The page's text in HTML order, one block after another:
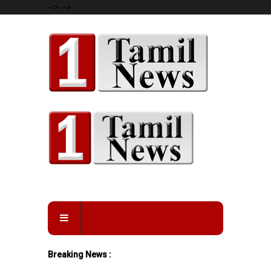
--> -->
Breaking News :